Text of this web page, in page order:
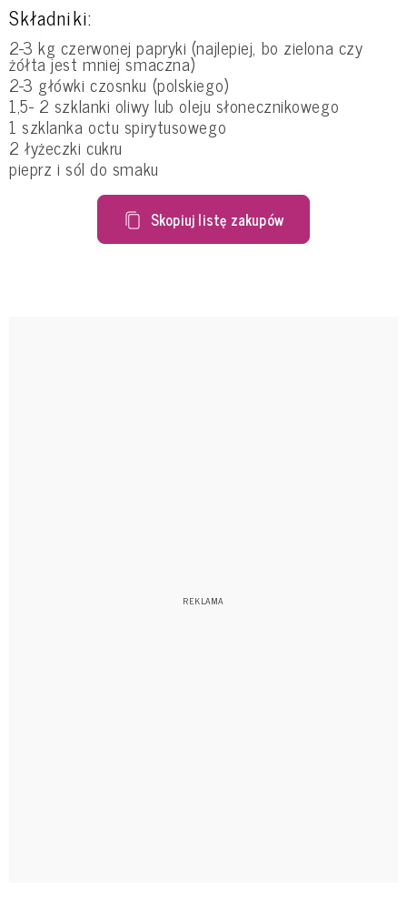
Składniki:
2-3 kg czerwonej papryki (najlepiej, bo zielona czy
żółta jest mniej smaczna)
2-3 główki czosnku (polskiego)
1,5- 2 szklanki oliwy lub oleju słonecznikowego
1 szklanka octu spirytusowego
2 łyżeczki cukru
pieprz i sól do smaku
Skopiuj listę zakupów